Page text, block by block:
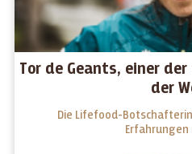
Tor de Geants, einer
der
Die Lifefood-
Erfahrungen